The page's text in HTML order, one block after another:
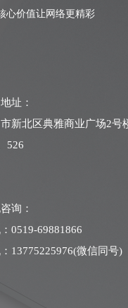
心价值让网络更精彩
址：
新北区典雅商业广场2号
526
询：
0519-69881866
13775225976(微信同号)